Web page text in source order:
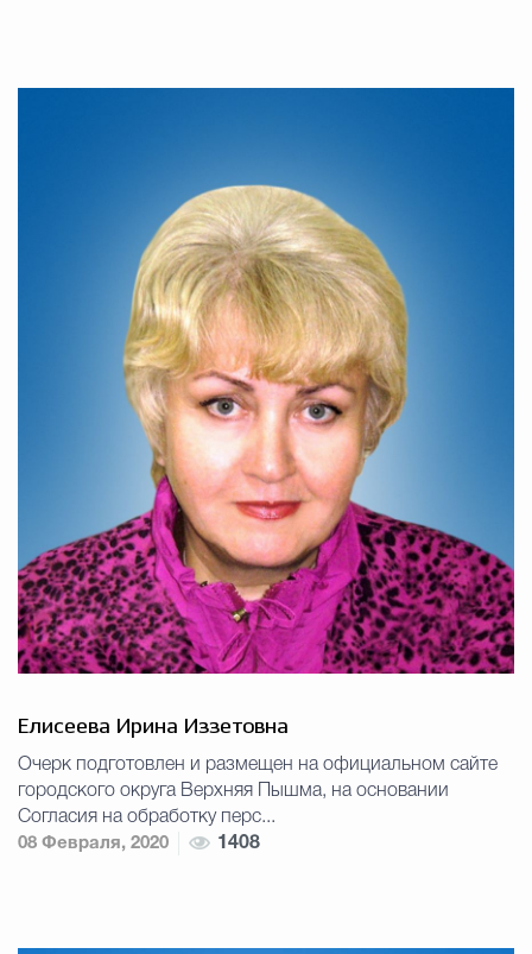
Елисеева Ирина Иззетовна
Очерк подготовлен и размещен на официальном сайте
городского округа Верхняя Пышма, на основании
Согласия на обработку перс...
08 Февраля, 2020
1408